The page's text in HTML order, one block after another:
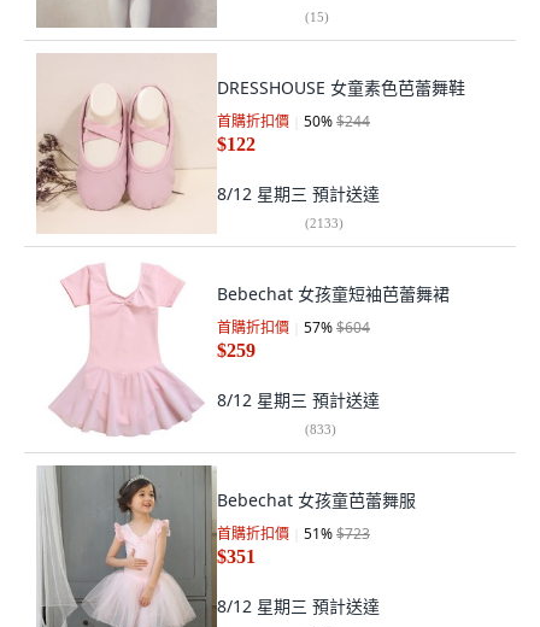
(15)
DRESSHOUSE 女童素色芭蕾舞鞋
首購折扣價 50%$244
$122
8/12 星期三 預計送達
(2133)
Bebechat 女孩童短袖芭蕾舞裙
首購折扣價 57%$604
$259
8/12 星期三 預計送達
(833)
Bebechat 女孩童芭蕾舞服
首購折扣價 51%$723
$351
8/12 星期三 預計送達